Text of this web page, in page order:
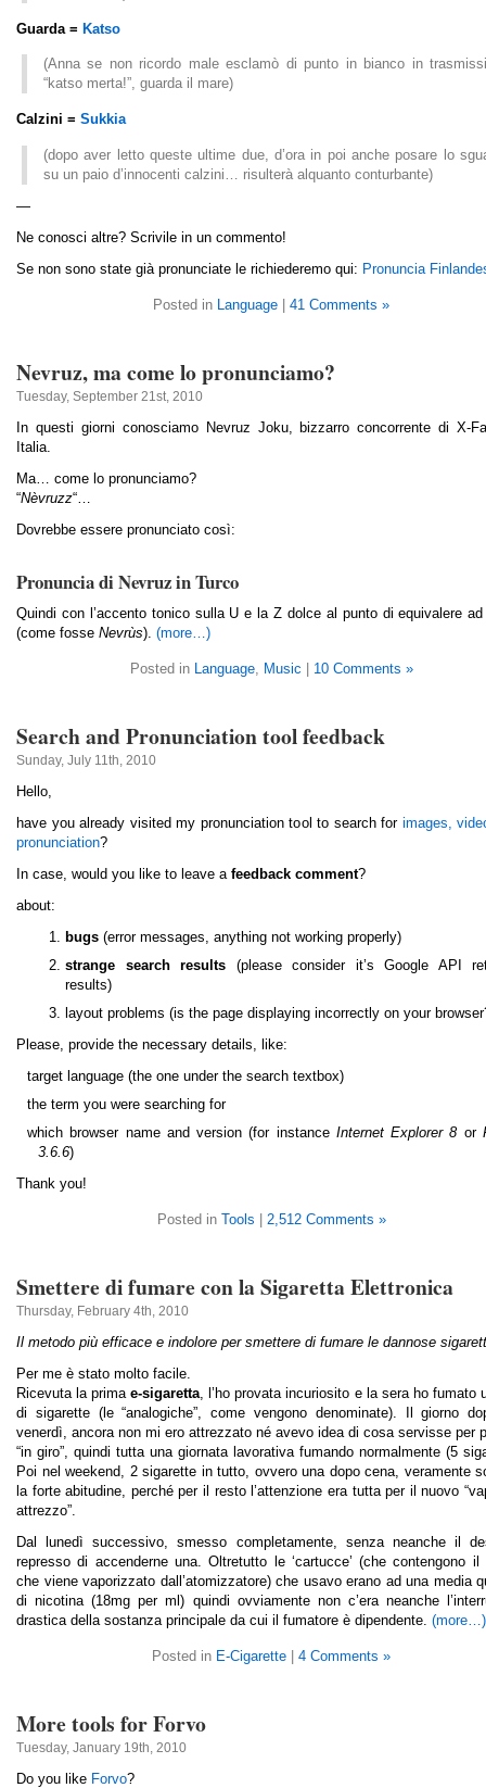
Guarda = Katso
(Anna se non ricordo male esclamò di punto in bianco in
“katso merta!”, guarda il mare)
Calzini = Sukkia
(dopo aver letto queste ultime due, d’ora in poi anche posare lo
su un paio d’innocenti calzini… risulterà alquanto conturbante)
—
Ne conosci altre? Scrivile in un commento!
Se non sono state già pronunciate le richiederemo qui: Pronuncia
Posted in Language | 41 Comments »
Nevruz, ma come lo pronunciamo?
Tuesday, September 21st, 2010
In questi giorni conosciamo Nevruz Joku, bizzarro concorrente di X-
Italia.
Ma… come lo pronunciamo?
“Nèvruzz“…
Dovrebbe essere pronunciato così:
Pronuncia di Nevruz in Turco
Quindi con l’accento tonico sulla U e la Z dolce al punto di equivalere
(come fosse Nevrùs). (more…)
Posted in Language, Music | 10 Comments »
Search and Pronunciation tool feedback
Sunday, July 11th, 2010
Hello,
have you already visited my pronunciation tool to search for images,
pronunciation?
In case, would you like to leave a feedback comment?
about:
bugs (error messages, anything not working properly)
strange search results (please consider it’s Google API
results)
layout problems (is the page displaying incorrectly on your
Please, provide the necessary details, like:
target language (the one under the search textbox)
the term you were searching for
which browser name and version (for instance Internet Explorer 8or
3.6.6)
Thank you!
Posted in Tools | 2,512 Comments »
Smettere di fumare con la Sigaretta Elettronica
Thursday, February 4th, 2010
Il metodo più efficace e indolore per smettere di fumare le dannose
Per me è stato molto facile.
Ricevuta la primae-sigaretta , l’ho provata incuriosito e la sera ho fumato
di sigarette (le “analogiche”, come vengono denominate). Il giorno
venerdì, ancora non mi ero attrezzato né avevo idea di cosa servisse per
“in giro”, quindi tutta una giornata lavorativa fumando normalmente (5
Poi nel weekend, 2 sigarette in tutto, ovvero una dopo cena, veramente
la forte abitudine, perché per il resto l’attenzione era tutta per il nuovo
attrezzo”.
Dal lunedì successivo, smesso completamente, senza neanche il
represso di accenderne una. Oltretutto le ‘cartucce’ (che contengono il
che viene vaporizzato dall’atomizzatore) che usavo erano ad una media
di nicotina (18mg per ml) quindi ovviamente non c’era neanche
drastica della sostanza principale da cui il fumatore è dipendente. (more…)
Posted in E-Cigarette | 4 Comments »
More tools for Forvo
Tuesday, January 19th, 2010
Do you like Forvo?